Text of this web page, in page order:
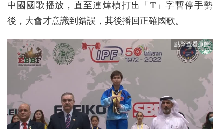
中國國歌播放，直至連煒楨打出「T」字暫停手勢
後，大會才意識到錯誤，其後播回正確國歌。